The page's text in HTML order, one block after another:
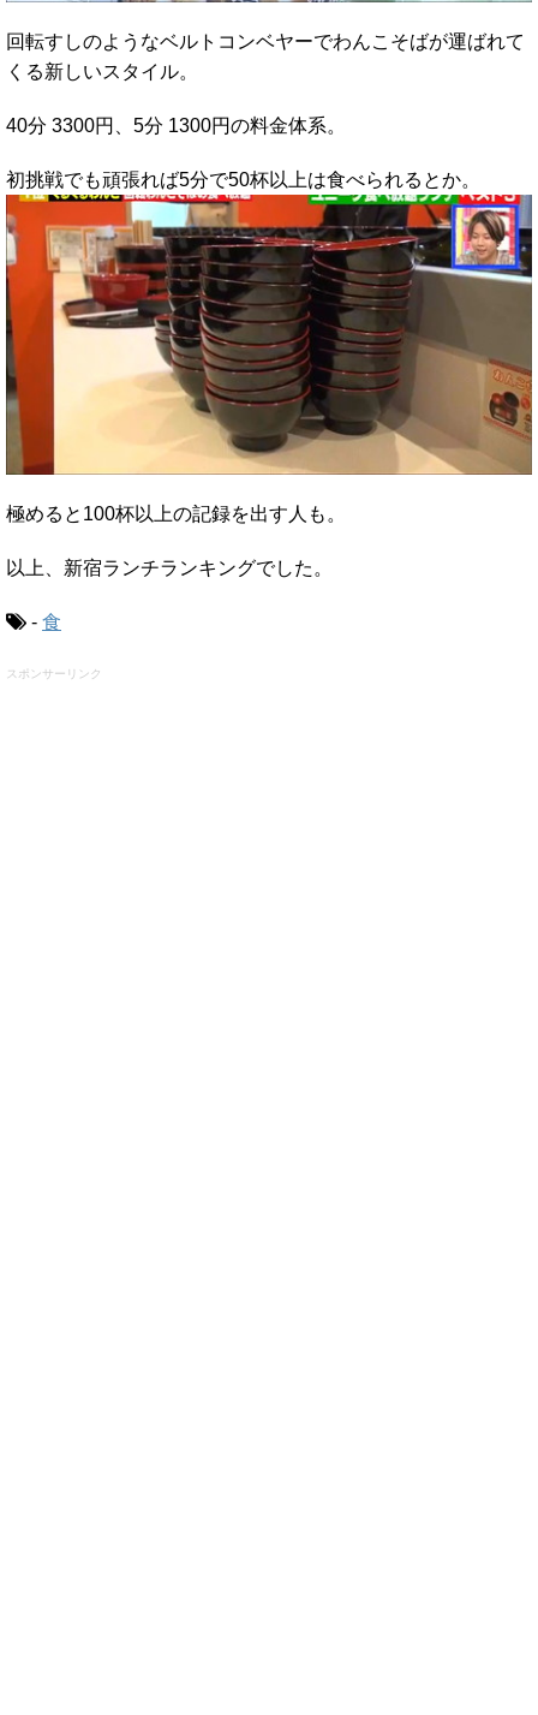
回転すしのようなベルトコンベヤーでわんこそばが運ばれて
くる新しいスタイル。
40分 3300円、5分 1300円の料金体系。
初挑戦でも頑張れば5分で50杯以上は食べられるとか。
極めると100杯以上の記録を出す人も。
以上、新宿ランチランキングでした。
- 食
スポンサーリンク